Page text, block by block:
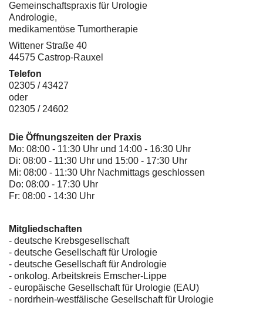
Gemeinschaftspraxis für Urologie
Andrologie,
medikamentöse Tumortherapie
Wittener Straße 40
44575 Castrop-Rauxel
Telefon
02305 / 43427
oder
02305 / 24602
Die Öffnungszeiten der Praxis
Mo: 08:00 - 11:30 Uhr und 14:00 - 16:30 Uhr
Di: 08:00 - 11:30 Uhr und 15:00 - 17:30 Uhr
Mi: 08:00 - 11:30 Uhr Nachmittags geschlossen
Do: 08:00 - 17:30 Uhr
Fr: 08:00 - 14:30 Uhr
Mitgliedschaften
- deutsche Krebsgesellschaft
- deutsche Gesellschaft für Urologie
- deutsche Gesellschaft für Andrologie
- onkolog. Arbeitskreis Emscher-Lippe
- europäische Gesellschaft für Urologie (EAU)
- nordrhein-westfälische Gesellschaft für Urologie